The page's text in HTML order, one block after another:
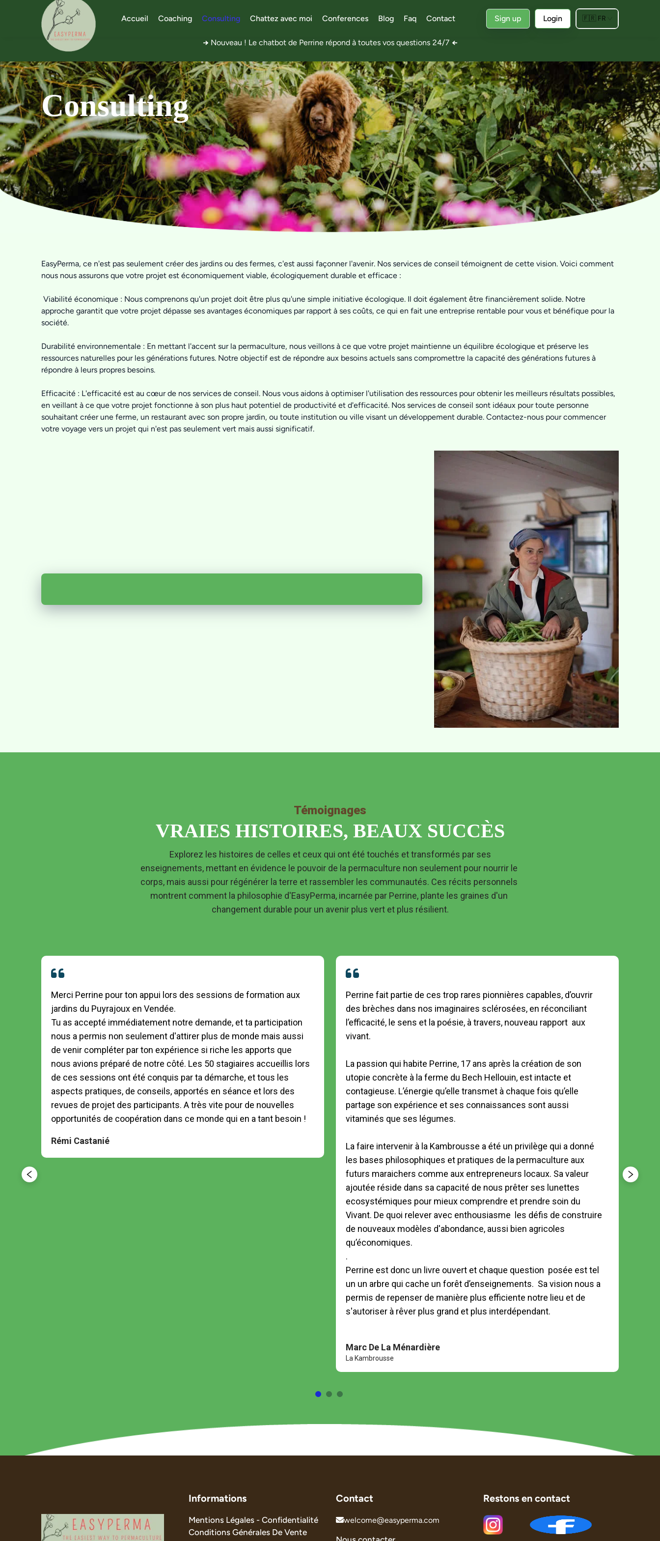
Accueil Coaching Consulting Chattez avec moi Conferences Blog Faq Contact Sign up Login 🇫🇷 FR
→ Nouveau ! Le chatbot de Perrine répond à toutes vos questions 24/7 ←
Consulting
EasyPerma, ce n'est pas seulement créer des jardins ou des fermes, c'est aussi façonner l'avenir. Nos services de conseil témoignent de cette vision. Voici comment
nous nous assurons que votre projet est économiquement viable, écologiquement durable et efficace :
Viabilité économique : Nous comprenons qu'un projet doit être plus qu'une simple initiative écologique. Il doit également être financièrement solide. Notre
approche garantit que votre projet dépasse ses avantages économiques par rapport à ses coûts, ce qui en fait une entreprise rentable pour vous et bénéfique pour la
société.
Durabilité environnementale : En mettant l'accent sur la permaculture, nous veillons à ce que votre projet maintienne un équilibre écologique et préserve les
ressources naturelles pour les générations futures. Notre objectif est de répondre aux besoins actuels sans compromettre la capacité des générations futures à
répondre à leurs propres besoins.
Efficacité : L'efficacité est au cœur de nos services de conseil. Nous vous aidons à optimiser l'utilisation des ressources pour obtenir les meilleurs résultats possibles,
en veillant à ce que votre projet fonctionne à son plus haut potentiel de productivité et d'efficacité. Nos services de conseil sont idéaux pour toute personne
souhaitant créer une ferme, un restaurant avec son propre jardin, ou toute institution ou ville visant un développement durable. Contactez-nous pour commencer
votre voyage vers un projet qui n'est pas seulement vert mais aussi significatif.
Témoignages
VRAIES HISTOIRES, BEAUX SUCCÈS
enseignements, mettant en évidence le pouvoir de la permaculture non seulement pour nourrir le
corps, mais aussi pour régénérer la terre et rassembler les communautés. Ces récits personnels
montrent comment la philosophie d'EasyPerma, incarnée par Perrine, plante les graines d'un
changement durable pour un avenir plus vert et plus résilient.
Merci Perrine pour ton appui lors des sessions de formation aux
jardins du Puyrajoux en Vendée.
Tu as accepté immédiatement notre demande, et ta participation
nous a permis non seulement d'attirer plus de monde mais aussi
de venir compléter par ton expérience si riche les apports que
nous avions préparé de notre côté. Les 50 stagiaires accueillis lors
de ces sessions ont été conquis par ta démarche, et tous les
aspects pratiques, de conseils, apportés en séance et lors des
revues de projet des participants. A très vite pour de nouvelles
Rémi Castanié
Perrine fait partie de ces trop rares pionnières capables, d’ouvrir
des brèches dans nos imaginaires sclérosées, en réconciliant
l’efficacité, le sens et la poésie, à travers, nouveau rapport  aux
vivant.
La passion qui habite Perrine, 17 ans après la création de son
utopie concrète à la ferme du Bech Hellouin, est intacte et
contagieuse. L’énergie qu’elle transmet à chaque fois qu’elle
partage son expérience et ses connaissances sont aussi
vitaminés que ses légumes.
La faire intervenir à la Kambrousse a été un privilège qui a donné
les bases philosophiques et pratiques de la permaculture aux
futurs maraichers comme aux entrepreneurs locaux. Sa valeur
ajoutée réside dans sa capacité de nous prêter ses lunettes
ecosystémiques pour mieux comprendre et prendre soin du
Vivant. De quoi relever avec enthousiasme  les défis de construire
de nouveaux modèles d'abondance, aussi bien agricoles
qu’économiques.
.
Perrine est donc un livre ouvert et chaque question  posée est tel
un un arbre qui cache un forêt d’enseignements.  Sa vision nous a
permis de repenser de manière plus efficiente notre lieu et de
s'autoriser à rêver plus grand et plus interdépendant.
Marc De La Ménardière
La Kambrousse
Informations
Mentions Légales - Confidentialité
Conditions Générales De Vente
Contact
welcome@easyperma.com
Restons en contact